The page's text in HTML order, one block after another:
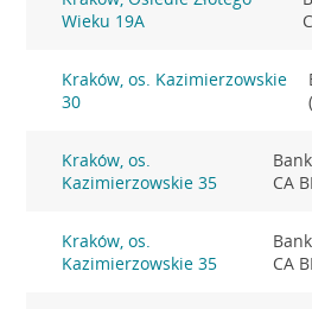
Wieku 19A
Kraków, os. Kazimierzowskie
30
Kraków, os.
Kazimierzowskie 35
CA
Kraków, os.
Kazimierzowskie 35
CA